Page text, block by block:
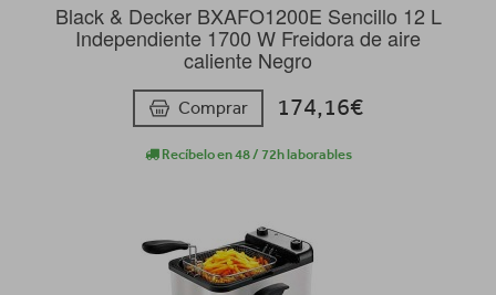
Black & Decker BXAFO1200E Sencillo 12 L
Independiente 1700 W Freidora de aire
caliente Negro
Comprar 174,16€
Recíbelo en 48 / 72h laborables